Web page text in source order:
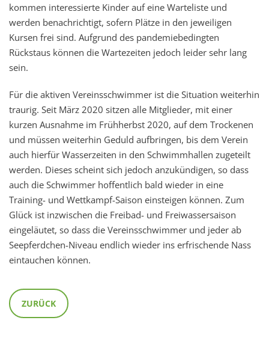
kommen interessierte Kinder auf eine Warteliste und
werden benachrichtigt, sofern Plätze in den jeweiligen
Kursen frei sind. Aufgrund des pandemiebedingten
Rückstaus können die Wartezeiten jedoch leider sehr lang
sein.
Für die aktiven Vereinsschwimmer ist die Situation weiterhin
traurig. Seit März 2020 sitzen alle Mitglieder, mit einer
kurzen Ausnahme im Frühherbst 2020, auf dem Trockenen
und müssen weiterhin Geduld aufbringen, bis dem Verein
auch hierfür Wasserzeiten in den Schwimmhallen zugeteilt
werden. Dieses scheint sich jedoch anzukündigen, so dass
auch die Schwimmer hoffentlich bald wieder in eine
Training- und Wettkampf-Saison einsteigen können. Zum
Glück ist inzwischen die Freibad- und Freiwassersaison
eingeläutet, so dass die Vereinsschwimmer und jeder ab
Seepferdchen-Niveau endlich wieder ins erfrischende Nass
eintauchen können.
ZURÜCK